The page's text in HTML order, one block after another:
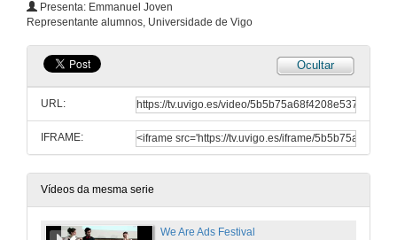
Presenta: Emmanuel Joven
Representante alumnos, Universidade de Vigo
Ocultar
URL:
IFRAME:
Vídeos da mesma serie
We Are Ads Festival